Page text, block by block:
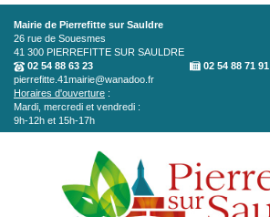
Aller au contenu principal
Mairie de Pierrefitte sur Sauldre
26 rue de Souesmes
41 300 PIERREFITTE SUR SAULDRE
02 54 88 63 23
02 54 88 71 91
pierrefitte.41mairie@wanadoo.fr
Horaires d'ouverture :
Mardi, mercredi et vendredi :
9h-12h et 15h-17h